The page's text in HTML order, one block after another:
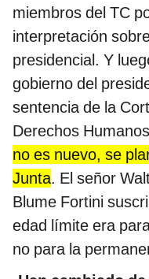
miembros del TC
interpretación
presidencial. Y
gobierno del
sentencia de la
Derechos
no es nuevo, se
Junta. El señor
Blume Fortini
edad límite era
no para la